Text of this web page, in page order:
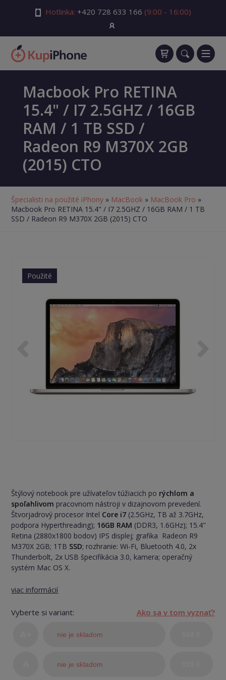
Hotlinka: +420 728 633 166 (9:00 - 16:00)
Macbook Pro RETINA
15.4" / I7 2.5GHZ / 16GB
RAM / 1 TB SSD /
Radeon R9 M370X 2GB
(2015) CTO
Špecialisti na použité iPhony » MacBook » MacBook Pro »
Macbook Pro RETINA 15.4" / I7 2.5GHZ / 16GB RAM / 1 TB
SSD / Radeon R9 M370X 2GB (2015) CTO
Použité
Štýlový notebook pre užívateľov túžiacich po rýchlom a
spoľahlivom pracovnom nástroji v dizajnovom prevedení.
Štvorjadrový procesor Intel Core i7 (2.5GHz, TB až 3.7GHz,
podpora Hyperthreading); 16GB RAM (DDR3, 1.6GHz); 15.4"
Retina (2880x1800 bodov) IPS displej; grafika Radeon R9
M370X 2GB; 1TB SSD; rozhranie: Wi-Fi, Bluetooth 4.0, 2x
Thunderbolt, 2x USB špecifikácia 3.0, kamera; operačný
systém Mac OS X.
viac informácií
Vyberte si variant: Ako sa v tom vyznať?
nie je skladom
nie je skladom